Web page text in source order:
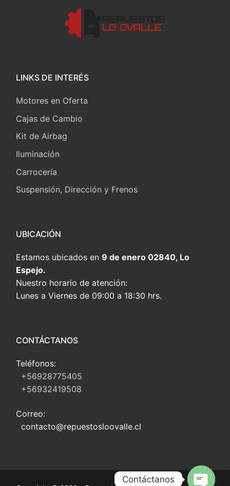
LINKS DE INTERÉS
Motores en Oferta
Cajas de Cambio
Kit de Airbag
Iluminación
Carrocería
Suspensión, Dirección y Frenos
UBICACIÓN
Estamos ubicados en 9 de enero 02840, Lo
Espejo.
Nuestro horario de atención:
Lunes a Viernes de 09:00 a 18:30 hrs.
CONTÁCTANOS
Teléfonos:
+56928775405
+56932419508
Correo:
contacto@repuestosloovalle.cl
Contáctanos